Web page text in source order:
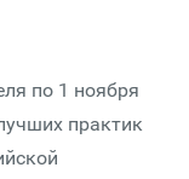
по 1 ноября
практик